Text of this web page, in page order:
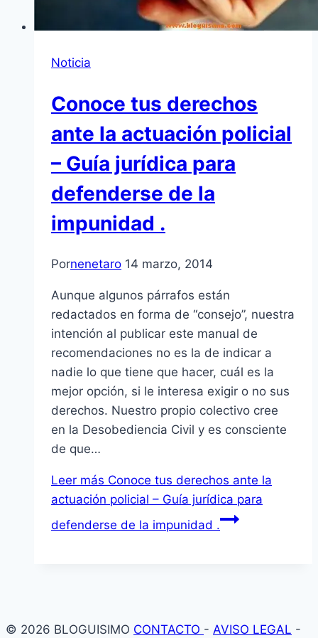
Noticia
Conoce tus derechos
ante la actuación policial
– Guía jurídica para
defenderse de la
impunidad .
Pornenetaro 14 marzo, 2014
Aunque algunos párrafos están
redactados en forma de “consejo”, nuestra
intención al publicar este manual de
recomendaciones no es la de indicar a
nadie lo que tiene que hacer, cuál es la
mejor opción, si le interesa exigir o no sus
derechos. Nuestro propio colectivo cree
en la Desobediencia Civil y es consciente
de que…
Leer más Conoce tus derechos ante la
actuación policial – Guía jurídica para
defenderse de la impunidad .
© 2026 BLOGUISIMO CONTACTO - AVISO LEGAL -